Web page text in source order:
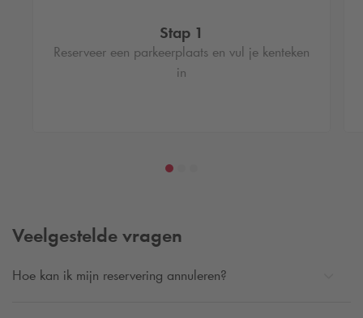
Stap 1
Reserveer een parkeerplaats en vul je kenteken
in
Veelgestelde vragen
Hoe kan ik mijn reservering annuleren?